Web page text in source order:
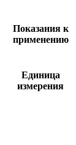
Показания к
применению
Единица
измерения